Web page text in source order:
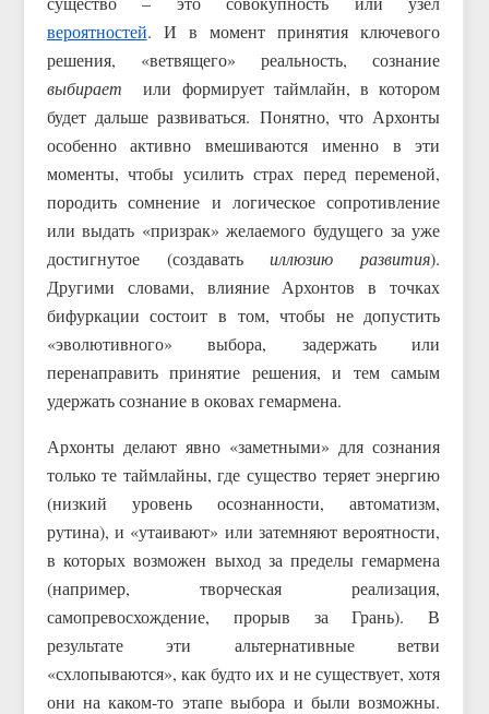
вероятностей. И в момент принятия ключевого
решения, «ветвящего» реальность, сознание
выбирает или формирует таймлайн, в котором
будет дальше развиваться. Понятно, что Архонты
особенно активно вмешиваются именно в эти
моменты, чтобы усилить страх перед переменой,
породить сомнение и логическое сопротивление
или выдать «призрак» желаемого будущего за уже
достигнутое (создаватьиллюзию развития).
Другими словами, влияние Архонтов в точках
бифуркации состоит в том, чтобы не допустить
«эволютивного» выбора, задержать или
перенаправить принятие решения, и тем самым
удержать сознание в оковах гемармена.
Архонты делают явно «заметными» для сознания
только те таймлайны, где существо теряет энергию
(низкий уровень осознанности, автоматизм,
рутина), и «утаивают» или затемняют вероятности,
в которых возможен выход за пределы гемармена
(например, творческая реализация,
самопревосхождение, прорыв за Грань). В
результате эти альтернативные ветви
«схлопываются», как будто их и не существует, хотя
они на каком-то этапе выбора и были возможны.